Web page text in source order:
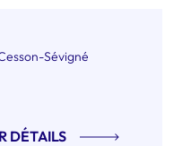
Sévigné
DÉTAILS